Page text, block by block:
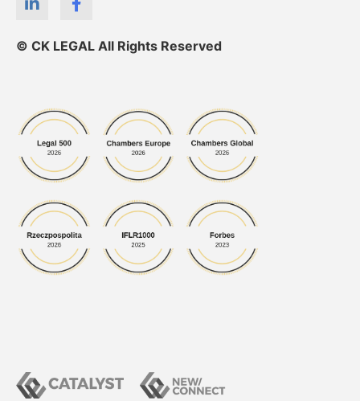
© CK LEGAL All Rights Reserved